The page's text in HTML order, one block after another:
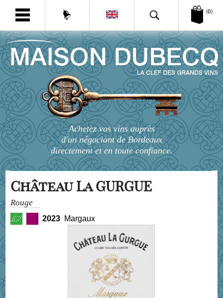
(0)
Achetez vos vins auprès
d'un négociant de Bordeaux
directement et en toute confiance.
Château La GURGUE
Rouge
2023 Margaux